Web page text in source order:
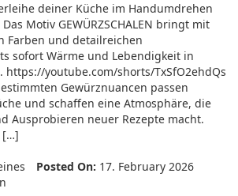
deiner Küche im Handumdrehen
Motiv GEWÜRZSCHALEN bringt mit
Farben und detailreichen
sofort Wärme und Lebendigkeit in
https://youtube.com/shorts/TxSfO2ehdQs
Gewürznuancen passen
und schaffen eine Atmosphäre, die
Ausprobieren neuer Rezepte macht.
[…]
Posted On: 17. February 2026